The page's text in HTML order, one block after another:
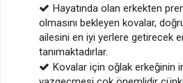
Hayatında olan erkekten
olmasını bekleyen kovalar,
ailesini en iyi yerlere getirecek
tanımaktadırlar.
Kovalar için oğlak erkeğinin